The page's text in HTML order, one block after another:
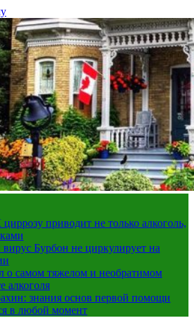
приводит не только алкоголь,
вирус Бурбон не циркулирует на
о самом тяжелом и необратимом
алкоголя
знания основ первой помощи
в любой момент